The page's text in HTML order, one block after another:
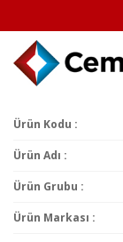
Ürün Kodu :
Ürün Adı :
Ürün Grubu :
Ürün Markası :